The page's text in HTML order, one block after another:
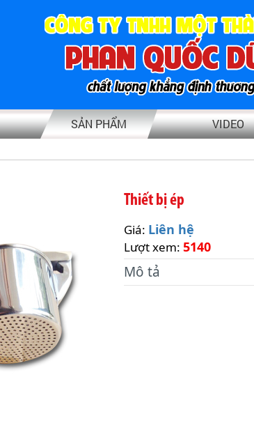
SẢN PHẨM VIDEO
Thiết bị ép
Giá: Liên hệ
Lượt xem:5140
Mô tả